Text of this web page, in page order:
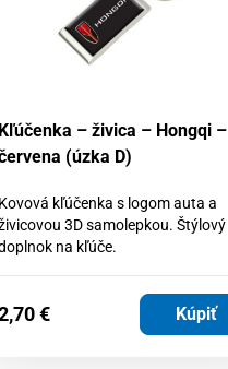
– živica – Hongqi –
(úzka D)
kľúčenka s logom auta a
3D samolepkou. Štýlový
na kľúče.
€ Kúpiť